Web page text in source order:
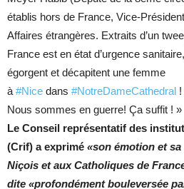
établis hors de France, Vice-
Affaires étrangères. Extraits d’un
France est en état d’urgence
égorgent et décapitent une femme
à #Nice dans #NotreDameCathedral
Nous sommes en guerre! Ça suffit ! »
Le Conseil représentatif des
(Crif) a exprimé «son émotion et
Niçois et aux Catholiques de
dite «profondément bouleversée